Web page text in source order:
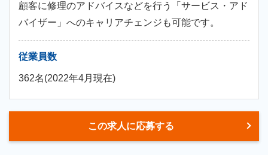
顧客に修理のアドバイスなどを行う「サービス・アド
バイザー」へのキャリアチェンジも可能です。
従業員数
362名(2022年4月現在)
この求人に応募する